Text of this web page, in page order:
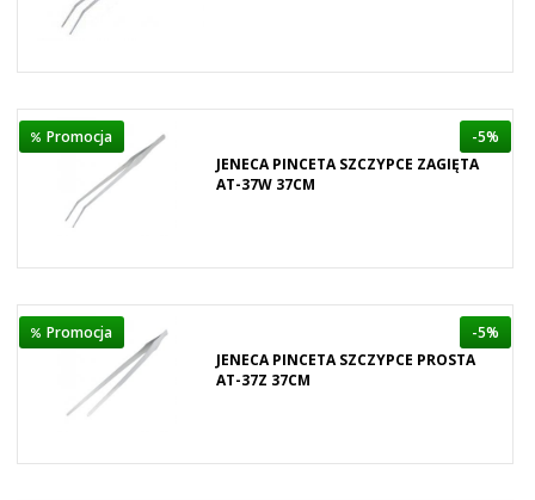
Promocja
-5%
JENECA PINCETA SZCZYPCE ZAGIĘTA
AT-37W 37CM
Promocja
-5%
JENECA PINCETA SZCZYPCE PROSTA
AT-37Z 37CM